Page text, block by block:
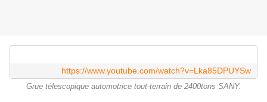
https://www.youtube.com/watch?v=Lka85DPUYSw
Grue télescopique automotrice tout-terrain de 2400tons SANY.